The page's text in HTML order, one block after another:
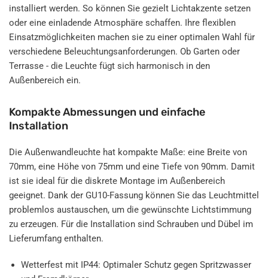
installiert werden. So können Sie gezielt Lichtakzente setzen
oder eine einladende Atmosphäre schaffen. Ihre flexiblen
Einsatzmöglichkeiten machen sie zu einer optimalen Wahl für
verschiedene Beleuchtungsanforderungen. Ob Garten oder
Terrasse - die Leuchte fügt sich harmonisch in den
Außenbereich ein.
Kompakte Abmessungen und einfache
Installation
Die Außenwandleuchte hat kompakte Maße: eine Breite von
70mm, eine Höhe von 75mm und eine Tiefe von 90mm. Damit
ist sie ideal für die diskrete Montage im Außenbereich
geeignet. Dank der GU10-Fassung können Sie das Leuchtmittel
problemlos austauschen, um die gewünschte Lichtstimmung
zu erzeugen. Für die Installation sind Schrauben und Dübel im
Lieferumfang enthalten.
Wetterfest mit IP44: Optimaler Schutz gegen Spritzwasser